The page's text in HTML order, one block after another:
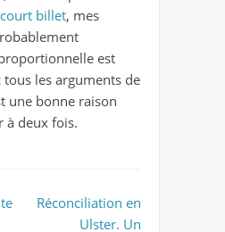
billet, mes
est
tous les arguments de
une bonne raison
à deux fois.
Réconciliation en
Ulster. Un